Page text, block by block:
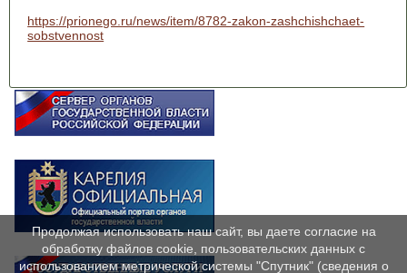
https://prionego.ru/news/item/8782-zakon-zashchishchaet-
sobstvennost
Продолжая использовать наш сайт, вы даете согласие на
обработку файлов cookie, пользовательских данных с
использованием метрической системы "Спутник" (сведения о